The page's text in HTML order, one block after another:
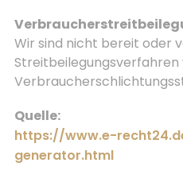
Wir sind nicht bereit oder
Streitbeilegungsverfahren
Quelle:
https://www.e-
generator.html